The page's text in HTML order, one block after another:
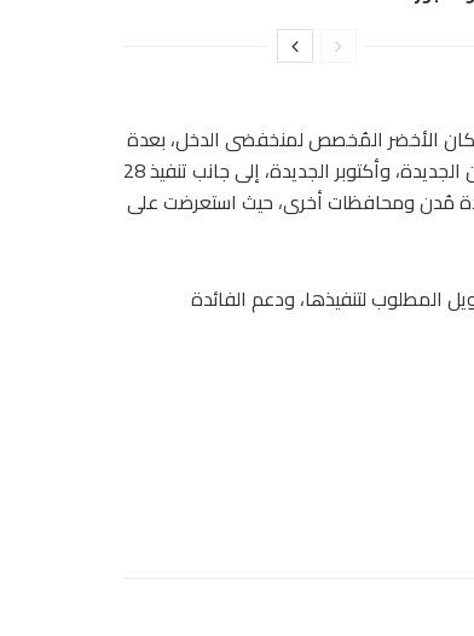
وحدة ضمن مشروع الإسكان الأخضر المُخصص لمنخفضى الدخل، بعدة
مُدن منها: العبور الجديدة، والعاشر من رمضان، وحدائق العاصمة، وأسوان الجديدة، وأكتوبر الجديدة، إلى جانب تنفيذ 28
مُدن ومحافظات أخرى، حيث استعرضت على
المطلوب لتنفيذها، ودعم الفائدة